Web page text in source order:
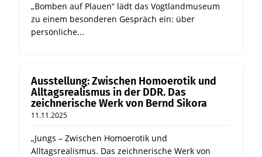
„Bomben auf Plauen“ lädt das Vogtlandmuseum
zu einem besonderen Gespräch ein: über
persönliche...
Ausstellung: Zwischen Homoerotik und
Alltagsrealismus in der DDR. Das
zeichnerische Werk von Bernd Sikora
11.11.2025
„Jungs – Zwischen Homoerotik und
Alltagsrealismus. Das zeichnerische Werk von